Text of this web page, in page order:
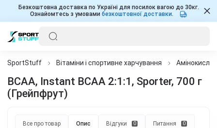
Безкоштовна доставка по Україні для посилок вагою до 30кг.
Ознайомтесь з умовами безкоштовної доставки.
SportStuff Вітаміни і спортивне харчування
BCAA, Instant BCAA 2:1:1, Sporter, 700 г
(Грейпфрут)
Все про товар Опис Відгуки 0 Питання 0